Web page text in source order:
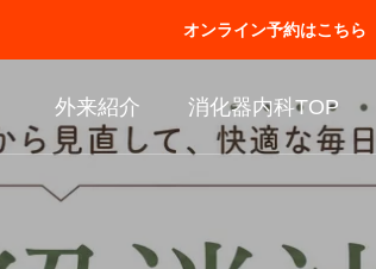
オンライン予約はこちら
外来紹介 消化器内科TOP